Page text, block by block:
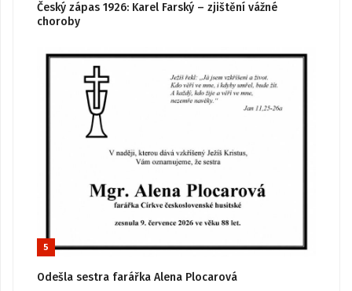
Český zápas 1926: Karel Farský – zjištění vážné
choroby
5
Odešla sestra farářka Alena Plocarová